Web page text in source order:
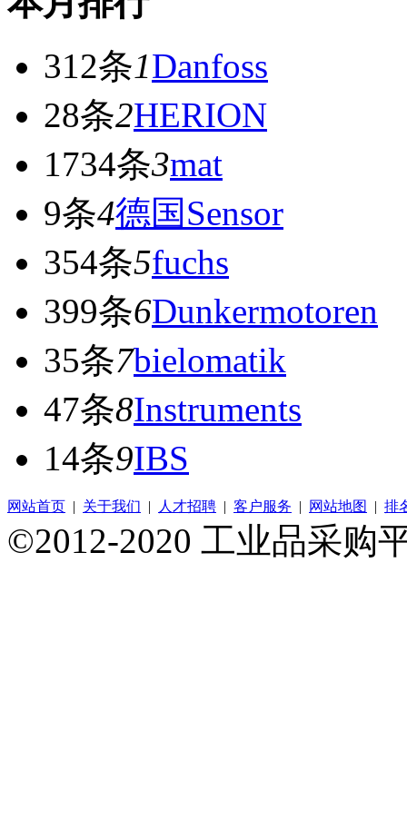
312条1Danfoss
28条2HERION
1734条3mat
9条4德国Sensor
354条5fuchs
399条6Dunkermotoren
35条7bielomatik
47条8Instruments
14条9IBS
网站首页 | 关于我们 | 人才招聘 | 客户服务 | 网站地图 | 排
©2012-2020 工业品采购